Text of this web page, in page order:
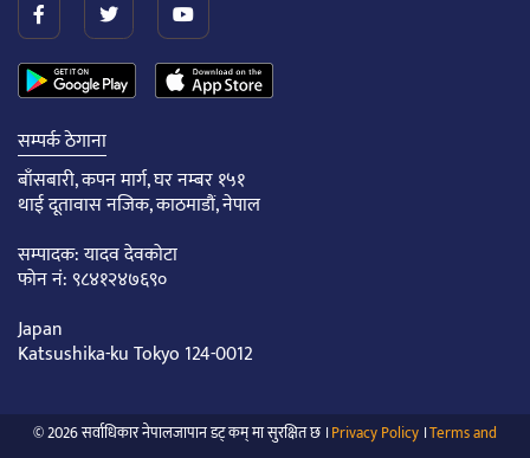
सम्पर्क ठेगाना
बाँसबारी, कपन मार्ग, घर नम्बर १५१
थाई दूतावास नजिक, काठमाडौं, नेपाल
सम्पादक: यादव देवकोटा
फोन नं: ९८४१२४७६९०
Japan
Katsushika-ku Tokyo 124-0012
© 2026 सर्वाधिकार नेपालजापान डट् कम् मा सुरक्षित छ ।Privacy Policy ।Terms and